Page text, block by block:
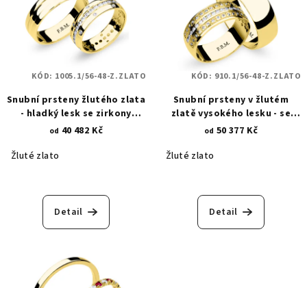
Snubní prsteny žlutého zlata
- hladký lesk se zirkony
1005.1
od 40 482 Kč
Žluté zlato
Detail
KÓD: 1005.1/56-48-Z.ZLATO
Snubní prsteny v žlutém
zlatě vysokého lesku - se
zirkony 910.1
od 50 377 Kč
Žluté zlato
Detail
KÓD: 910.1/56-48-Z.ZLATO